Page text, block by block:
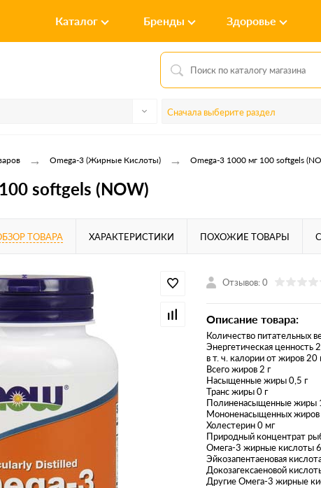
Каталог Бренды Здоровье
Сначала выберите раздел
→ Omega-3 (Жирные Кислоты) → Omega-3 1000 мг 100 softgels
softgels (NOW)
ТОВАРА ХАРАКТЕРИСТИКИ ПОХОЖИЕ ТОВАРЫ
Отзывов: 0
Описание товара:
Количество питательных
Энергетическая ценность
в т. ч. калории от жиров 20
Всего жиров 2 г
Насыщенные жиры 0,5 г
Транс жиры 0 г
Полиненасыщенные жиры
Мононенасыщенных жиров
Холестерин 0 мг
Природный концентрат
Омега-3 жирные кислоты
Эйкозапентаеновая
Докозагексаеновой
Другие Омега-3 жирные